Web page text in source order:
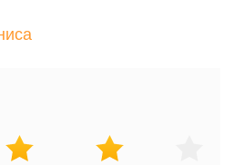
номер телефону
з вами і зробить